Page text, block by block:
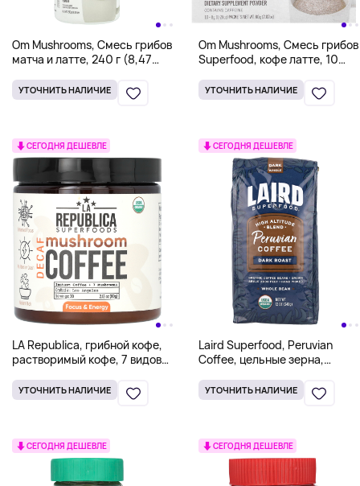
Om Mushrooms, Смесь грибов
матча и латте, 240 г (8,47
УТОЧНИТЬ НАЛИЧИЕ
Om Mushrooms, Смесь грибов
Superfood, кофе латте, 10
УТОЧНИТЬ НАЛИЧИЕ
СЕГОДНЯ ДЕШЕВЛЕ
LA Republica, грибной кофе,
растворимый кофе, 7 видов
(2,12 унции)
УТОЧНИТЬ НАЛИЧИЕ
СЕГОДНЯ ДЕШЕВЛЕ
Laird Superfood, Peruvian
Coffee, цельные зерна,
УТОЧНИТЬ НАЛИЧИЕ
СЕГОДНЯ ДЕШЕВЛЕ СЕГОДНЯ ДЕШЕВЛЕ